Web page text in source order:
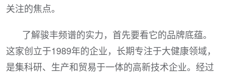
关注的焦点。
了解骏丰频谱的实力，首先要看它的品牌底蕴。
这家创立于1989年的企业，长期专注于大健康领域，
是集科研、生产和贸易于一体的高新技术企业。经过